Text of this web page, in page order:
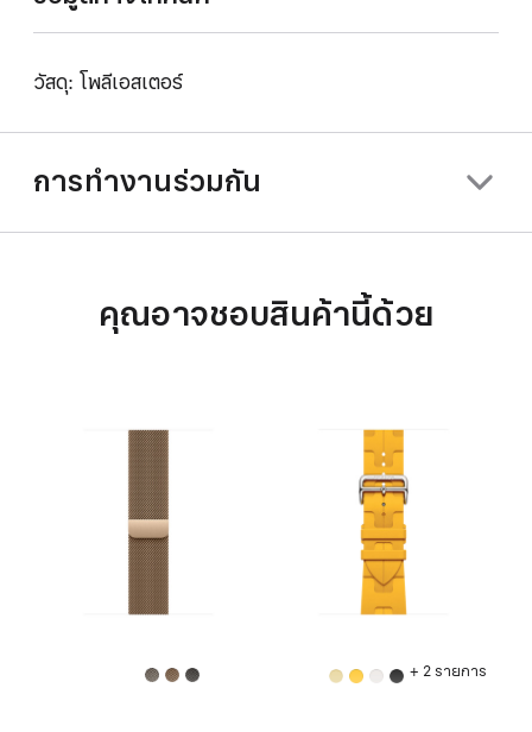
วัสดุ: โพลีเอสเตอร์
การทำงานร่วมกัน
คุณอาจชอบสินค้านี้ด้วย
+ 2 รายการ